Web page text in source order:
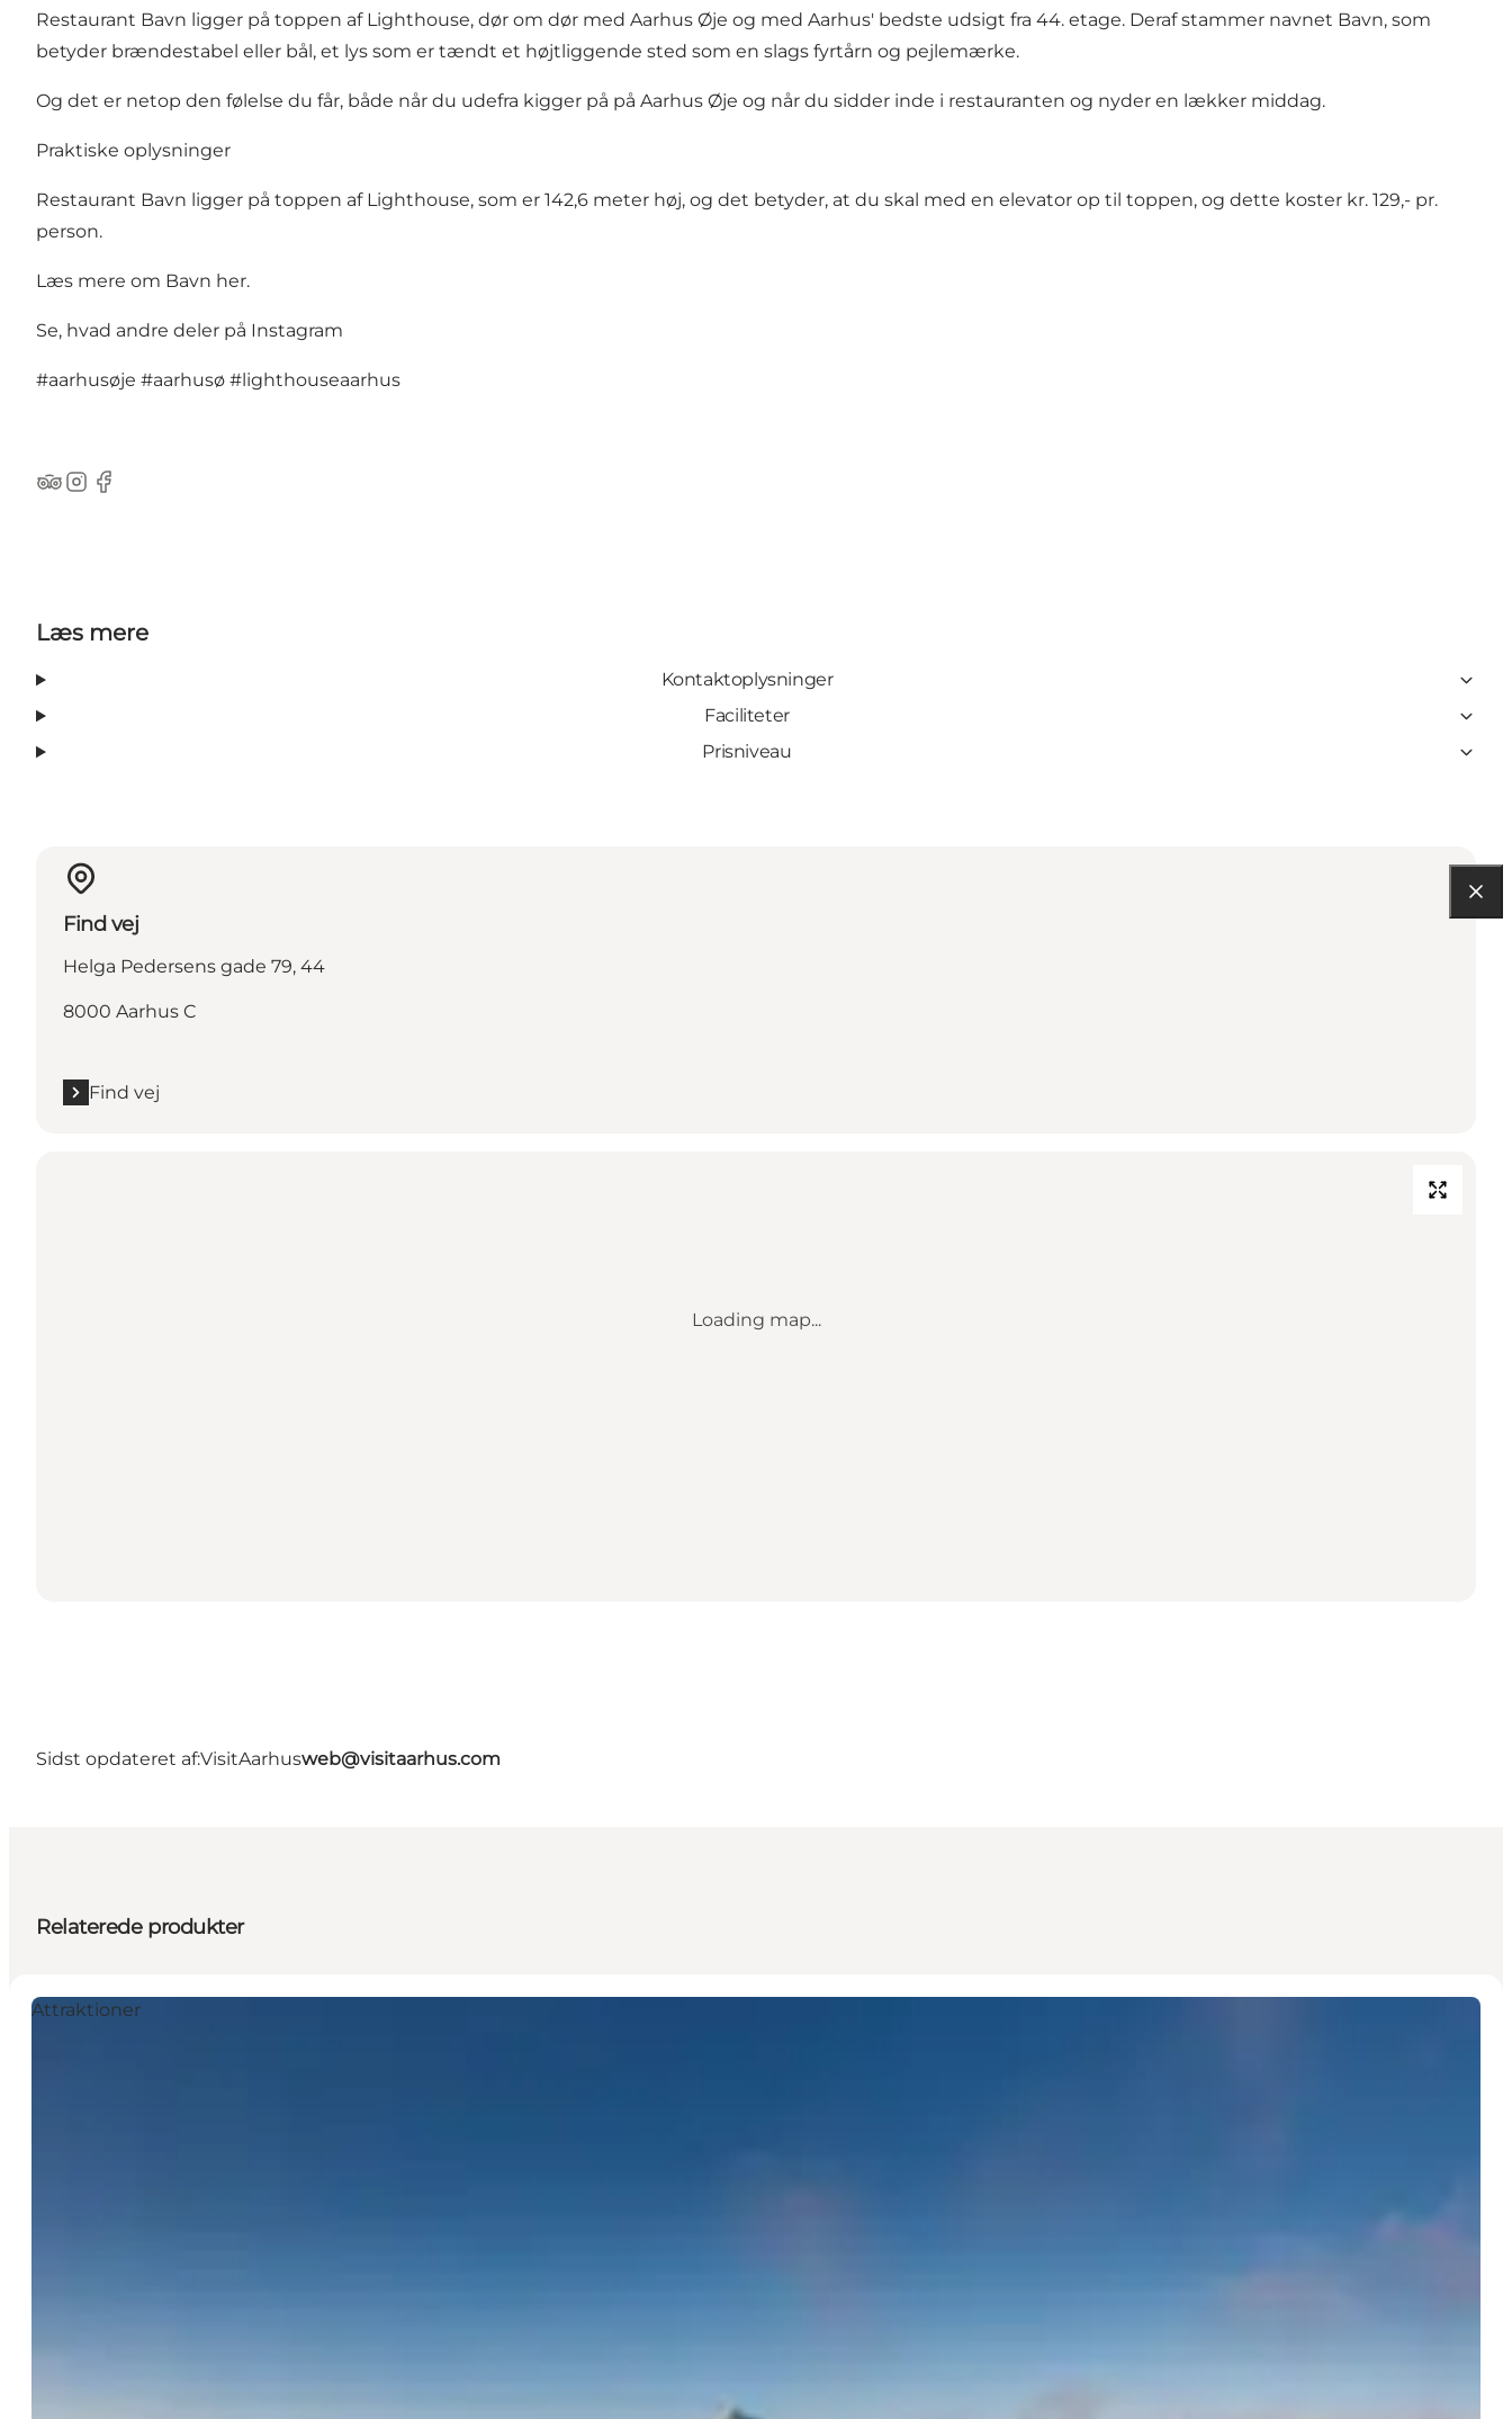
Restaurant Bavn ligger på toppen af Lighthouse, dør om dør med Aarhus Øje og med Aarhus' bedste udsigt fra 44. etage. Deraf stammer navnet Bavn, som
betyder brændestabel eller bål, et lys som er tændt et højtliggende sted som en slags fyrtårn og pejlemærke.
Og det er netop den følelse du får, både når du udefra kigger på på Aarhus Øje og når du sidder inde i restauranten og nyder en lækker middag.
Praktiske oplysninger
Restaurant Bavn ligger på toppen af Lighthouse, som er 142,6 meter høj, og det betyder, at du skal med en elevator op til toppen, og dette koster kr. 129,- pr.
person.
Læs mere om Bavn her.
Se, hvad andre deler på Instagram
#aarhusøje #aarhusø #lighthouseaarhus
TripAdvisor
Instagram
Facebook
Læs mere
Kontaktoplysninger
Faciliteter
Prisniveau
Find vej
Helga Pedersens gade 79, 44
8000 Aarhus C
Find vej
Loading map...
Sidst opdateret af:VisitAarhusweb@visitaarhus.com
Relaterede produkter
Attraktioner